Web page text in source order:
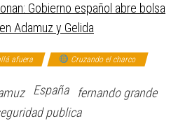
Gobierno español abre bolsa
Adamuz y Gelida
afuera Cruzando el charco
España
fernando grande
publica